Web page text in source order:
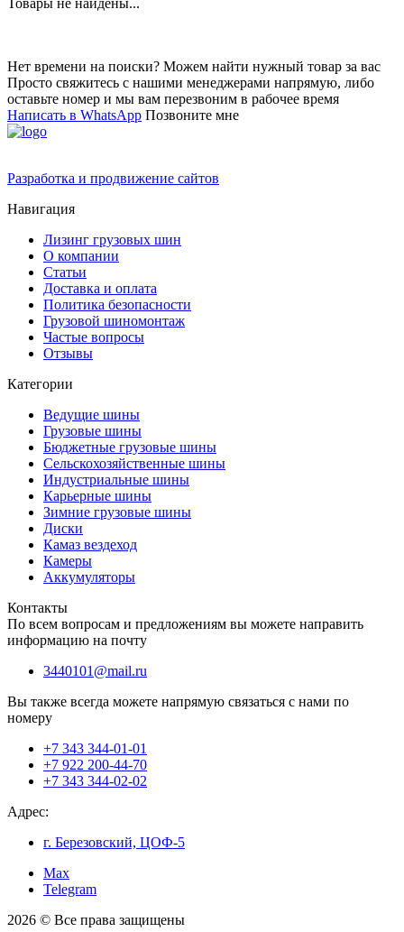
Нет времени на поиски? Можем найти нужный товар за вас
Просто свяжитесь с нашими менеджерами напрямую, либо
оставьте номер и мы вам перезвоним в рабочее время
Написать в WhatsApp Позвоните мне
Разработка и продвижение сайтов
Навигация
Лизинг грузовых шин
О компании
Статьи
Доставка и оплата
Политика безопасности
Грузовой шиномонтаж
Частые вопросы
Отзывы
Категории
Ведущие шины
Грузовые шины
Бюджетные грузовые шины
Сельскохозяйственные шины
Индустриальные шины
Карьерные шины
Зимние грузовые шины
Диски
Камаз вездеход
Камеры
Аккумуляторы
Контакты
По всем вопросам и предложениям вы можете направить
информацию на почту
3440101@mail.ru
Вы также всегда можете напрямую связаться с нами по
номеру
+7 343 344-01-01
+7 922 200-44-70
+7 343 344-02-02
Адрес:
г. Березовский, ЦОФ-5
Max
Telegram
2026 © Все права защищены